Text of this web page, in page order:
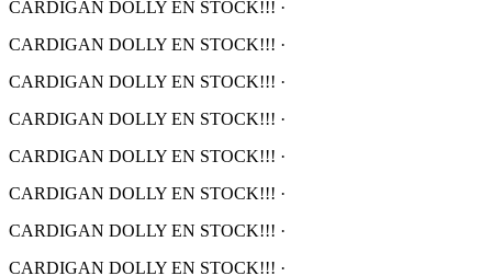
CARDIGAN DOLLY EN STOCK!!! ·
CARDIGAN DOLLY EN STOCK!!! ·
CARDIGAN DOLLY EN STOCK!!! ·
CARDIGAN DOLLY EN STOCK!!! ·
CARDIGAN DOLLY EN STOCK!!! ·
CARDIGAN DOLLY EN STOCK!!! ·
CARDIGAN DOLLY EN STOCK!!! ·
CARDIGAN DOLLY EN STOCK!!! ·